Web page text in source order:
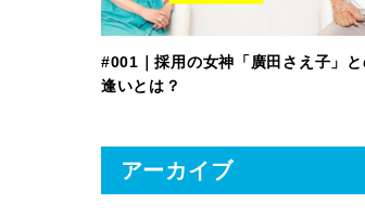
#001｜採用の女神「廣田さえ子」と
逢いとは？
アーカイブ